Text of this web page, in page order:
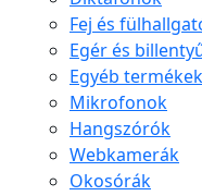
Fej és
Egér és
Egyéb termékek
Mikrofonok
Hangszórók
Webkamerák
Okosórák